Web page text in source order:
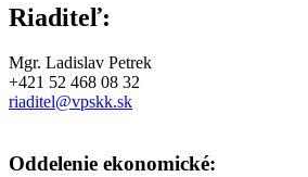
Riaditeľ:
Mgr. Ladislav Petrek
+421 52 468 08 32
riaditel@vpskk.sk
Oddelenie ekonomické: